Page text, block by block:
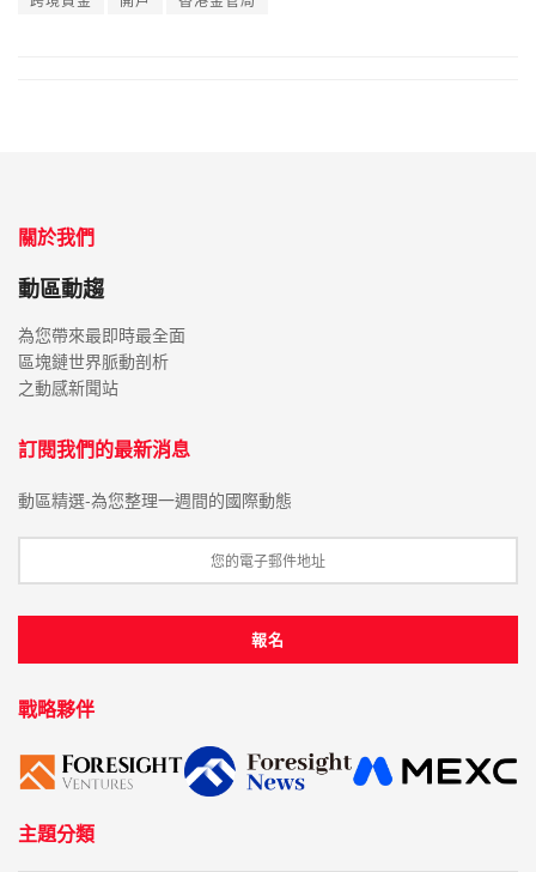
關於我們
動區動趨
為您帶來最即時最全面
區塊鏈世界脈動剖析
之動感新聞站
訂閱我們的最新消息
動區精選-為您整理一週間的國際動態
戰略夥伴
主題分類